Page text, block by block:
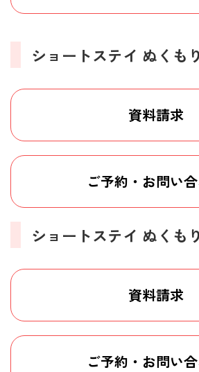
ショートステイ ぬくも
資料請求
ご予約・お問い
ショートステイ ぬくも
資料請求
ご予約・お問い